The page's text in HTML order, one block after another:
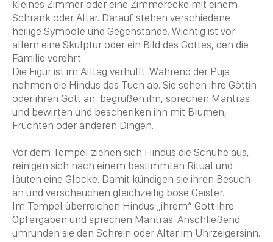
kleines Zimmer oder eine Zimmerecke mit einem
Schrank oder Altar. Darauf stehen verschiedene
heilige Symbole und Gegenstände. Wichtig ist vor
allem eine Skulptur oder ein Bild des Gottes, den die
Familie verehrt.
Die Figur ist im Alltag verhüllt. Während der Puja
nehmen die Hindus das Tuch ab. Sie sehen ihre Göttin
oder ihren Gott an, begrüßen ihn, sprechen Mantras
und bewirten und beschenken ihn mit Blumen,
Früchten oder anderen Dingen.
Vor dem Tempel ziehen sich Hindus die Schuhe aus,
reinigen sich nach einem bestimmten Ritual und
läuten eine Glocke. Damit kündigen sie ihren Besuch
an und verscheuchen gleichzeitig böse Geister.
Im Tempel überreichen Hindus „ihrem“ Gott ihre
Opfergaben und sprechen Mantras. Anschließend
umrunden sie den Schrein oder Altarim Uhrzeigersinn.